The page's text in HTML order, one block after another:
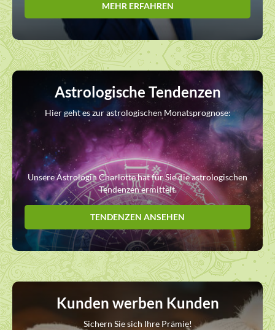
MEHR ERFAHREN
Astrologische Tendenzen
Hier geht es zur astrologischen Monatsprognose:
Unsere Astrologin Charlotte hat für Sie die astrologischen
Tendenzen ermittelt.
TENDENZEN ANSEHEN
Kunden werben Kunden
Sichern Sie sich Ihre Prämie!